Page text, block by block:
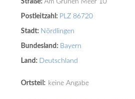
Postleitzahl: PLZ 86720
Stadt: Nördlingen
Bundesland: Bayern
Land: Deutschland
Ortsteil: keine Angabe